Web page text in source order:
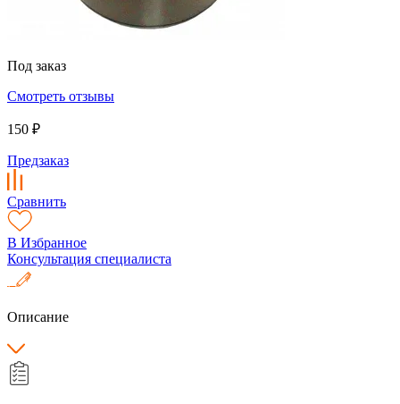
Под заказ
Смотреть отзывы
150 ₽
Предзаказ
Сравнить
В Избранное
Консультация специалиста
Описание